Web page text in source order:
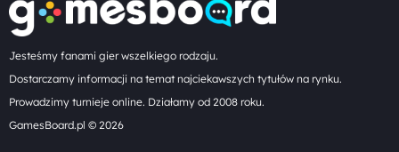
Jesteśmy fanami gier wszelkiego rodzaju.
Dostarczamy informacji na temat najciekawszych tytułów na rynku.
Prowadzimy turnieje online. Działamy od 2008 roku.
GamesBoard.pl © 2026